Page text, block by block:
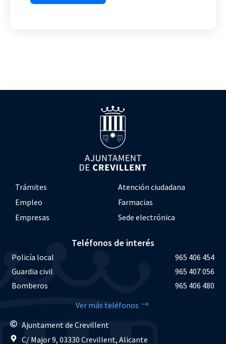
Trámites
Atención ciudadana
Empleo
Farmacias
Empresas
Sede electrónica
Teléfonos de interés
Policía local
965 406 454
Guardia civil
965 407 056
Bomberos
965 406 480
Ver más teléfonos
Ajuntament de Crevillent
C/ Major 9, 03330 Crevillent, Alicante